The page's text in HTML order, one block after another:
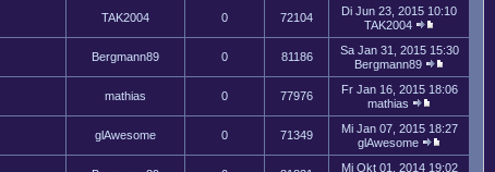
TAK2004 0 72104
Di Jun 23, 2015 10:10
TAK2004
Bergmann89 0 81186
Sa Jan 31, 2015 15:30
Bergmann89
mathias 0 77976
Fr Jan 16, 2015 18:06
mathias
glAwesome 0 71349
Mi Jan 07, 2015 18:27
glAwesome
Mi Okt 01, 2014 19:02